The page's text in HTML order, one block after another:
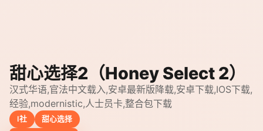
甜心选择2（Honey Select 2）
汉式华语,官法中文载入,安卓最新版降载,安卓下载,IOS下载,
经验,modernistic,人士员卡,整合包下载
I社 甜心选择